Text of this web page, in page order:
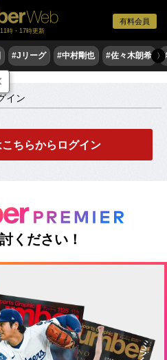
有料会員
時・17時更新
#Jリーグ #中村剛也 #佐々木朗希 〉
イン
ちらからログイン
ください！